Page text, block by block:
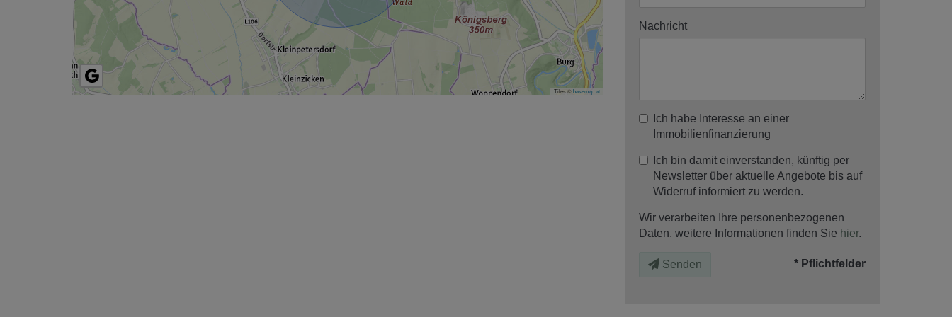
Tiles ©basemap.at
Nachricht
Ich habe Interesse an einer
Immobilienfinanzierung
Ich bin damit einverstanden, künftig per
Newsletter über aktuelle Angebote bis auf
Widerruf informiert zu werden.
Wir verarbeiten Ihre personenbezogenen
Daten, weitere Informationen finden Sie hier.
Senden * Pflichtfelder